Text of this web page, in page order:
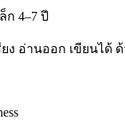
ก 4–7 ปี
อ่านออก เขียนได้ ด้